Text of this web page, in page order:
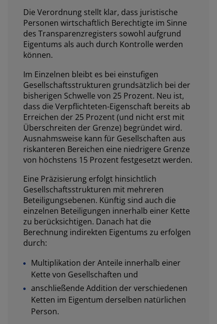
Die Verordnung stellt klar, dass juristische
Personen wirtschaftlich Berechtigte im Sinne
des Transparenzregisters sowohl aufgrund
Eigentums als auch durch Kontrolle werden
können.
Im Einzelnen bleibt es bei einstufigen
Gesellschaftsstrukturen grundsätzlich bei der
bisherigen Schwelle von 25 Prozent. Neu ist,
dass die Verpflichteten-Eigenschaft bereits ab
Erreichen der 25 Prozent (und nicht erst mit
Überschreiten der Grenze) begründet wird.
Ausnahmsweise kann für Gesellschaften aus
riskanteren Bereichen eine niedrigere Grenze
von höchstens 15 Prozent festgesetzt werden.
Eine Präzisierung erfolgt hinsichtlich
Gesellschaftsstrukturen mit mehreren
Beteiligungsebenen. Künftig sind auch die
einzelnen Beteiligungen innerhalb einer Kette
zu berücksichtigen. Danach hat die
Berechnung indirekten Eigentums zu erfolgen
durch:
Multiplikation der Anteile innerhalb einer
Kette von Gesellschaften und
anschließende Addition der verschiedenen
Ketten im Eigentum derselben natürlichen
Person.